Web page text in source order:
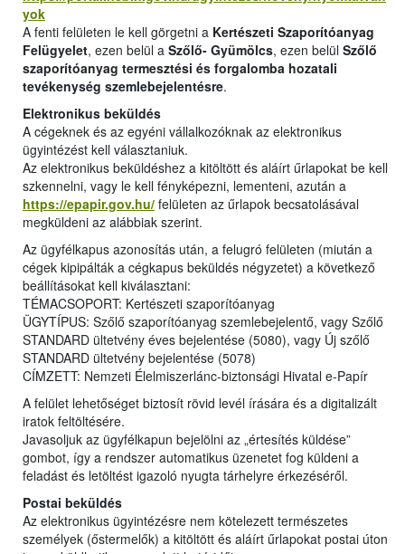
yok
A fenti felületen le kell görgetni a Kertészeti Szaporítóanyag
Felügyelet, ezen belül a Szőlő- Gyümölcs, ezen belül Szőlő
szaporítóanyag termesztési és forgalomba hozatali
tevékenység szemlebejelentésre.
Elektronikus beküldés
A cégeknek és az egyéni vállalkozóknak az elektronikus
ügyintézést kell választaniuk.
Az elektronikus beküldéshez a kitöltött és aláírt űrlapokat be kell
szkennelni, vagy le kell fényképezni, lementeni, azután a
https://epapir.gov.hu/ felületen az űrlapok becsatolásával
megküldeni az alábbiak szerint.
Az ügyfélkapus azonosítás után, a felugró felületen (miután a
cégek kipipálták a cégkapus beküldés négyzetet) a következő
beállításokat kell kiválasztani:
TÉMACSOPORT: Kertészeti szaporítóanyag
ÜGYTÍPUS: Szőlő szaporítóanyag szemlebejelentő, vagy Szőlő
STANDARD ültetvény éves bejelentése (5080), vagy Új szőlő
STANDARD ültetvény bejelentése (5078)
CÍMZETT: Nemzeti Élelmiszerlánc-biztonsági Hivatal e-Papír
A felület lehetőséget biztosít rövid levél írására és a digitalizált
iratok feltöltésére.
Javasoljuk az ügyfélkapun bejelölni az „értesítés küldése”
gombot, így a rendszer automatikus üzenetet fog küldeni a
feladást és letöltést igazoló nyugta tárhelyre érkezéséről.
Postai beküldés
Az elektronikus ügyintézésre nem kötelezett természetes
személyek (őstermelők) a kitöltött és aláírt űrlapokat postai úton